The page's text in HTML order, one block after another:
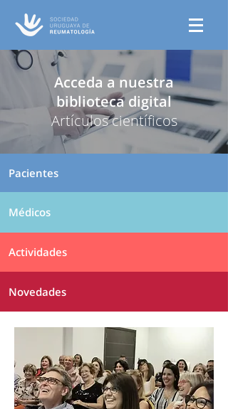
Acceda a nuestra
biblioteca digital
Artículos científicos
Pacientes
Médicos
Actividades
Novedades